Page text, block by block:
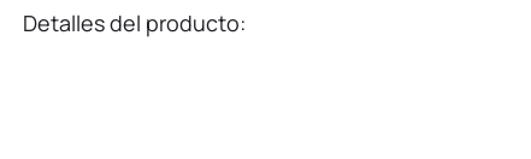
Detalles del producto: